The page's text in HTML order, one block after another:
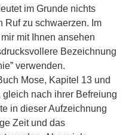
im Grunde nichts
Ruf zu schwaerzen. Im
mit Ihnen ansehen
Bezeichnung
verwenden.
Mose, Kapitel 13 und
nach ihrer Befreiung
in dieser Aufzeichnung
Zeit und das